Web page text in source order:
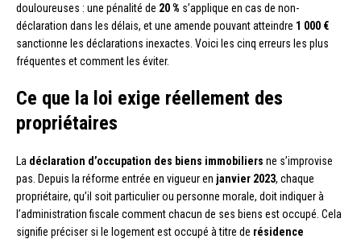
douloureuses : une pénalité de 20 % s’applique en cas de non-
déclaration dans les délais, et une amende pouvant atteindre 1 000 €
sanctionne les déclarations inexactes. Voici les cinq erreurs les plus
fréquentes et comment les éviter.
Ce que la loi exige réellement des
propriétaires
La déclaration d’occupation des biens immobiliers ne s’improvise
pas. Depuis la réforme entrée en vigueur en janvier 2023, chaque
propriétaire, qu’il soit particulier ou personne morale, doit indiquer à
l’administration fiscale comment chacun de ses biens est occupé. Cela
signifie préciser si le logement est occupé à titre de résidence